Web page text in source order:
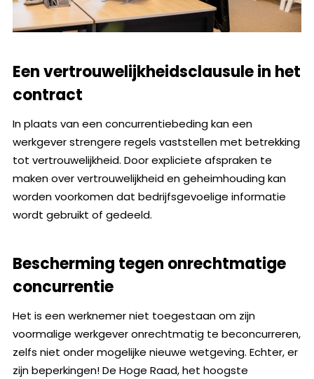
Een vertrouwelijkheidsclausule in het
contract
In plaats van een concurrentiebeding kan een
werkgever strengere regels vaststellen met betrekking
tot vertrouwelijkheid. Door expliciete afspraken te
maken over vertrouwelijkheid en geheimhouding kan
worden voorkomen dat bedrijfsgevoelige informatie
wordt gebruikt of gedeeld.
Bescherming tegen onrechtmatige
concurrentie
Het is een werknemer niet toegestaan om zijn
voormalige werkgever onrechtmatig te beconcurreren,
zelfs niet onder mogelijke nieuwe wetgeving. Echter, er
zijn beperkingen! De Hoge Raad, het hoogste